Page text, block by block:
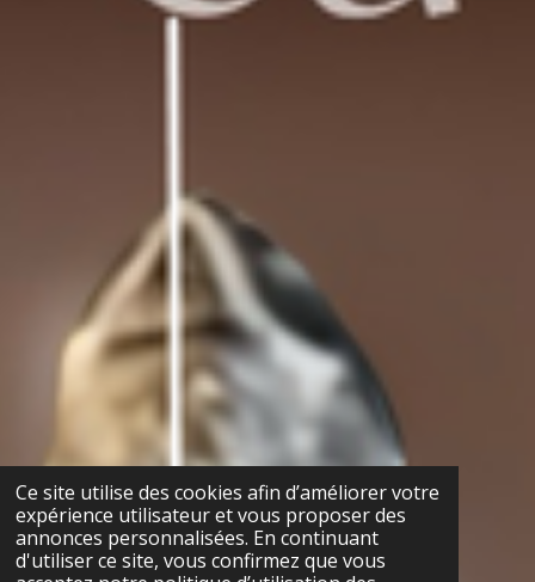
Ce site utilise des cookies afin d’améliorer votre
expérience utilisateur et vous proposer des
annonces personnalisées. En continuant
d'utiliser ce site, vous confirmez que vous